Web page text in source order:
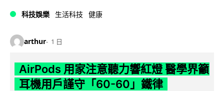
科技娛樂 生活科技 健康
arthur 1 日
AirPods 用家注意聽力響紅燈 醫學界籲
耳機用戶謹守「60-60」鐵律